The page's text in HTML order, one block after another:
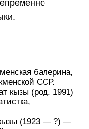
балерина,
ССР.
кызы (род. 1991)
(1923 — ?) —